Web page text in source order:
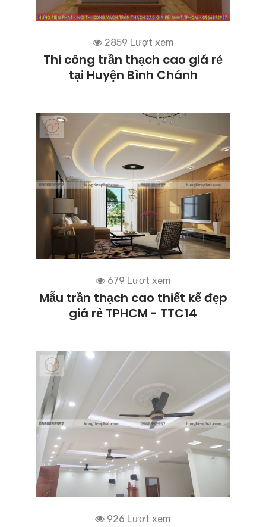
2859 Lượt xem
Thi công trần thạch cao giá rẻ
tại Huyện Bình Chánh
679 Lượt xem
Mẫu trần thạch cao thiết kế đẹp
giá rẻ TPHCM - TTC14
926 Lượt xem